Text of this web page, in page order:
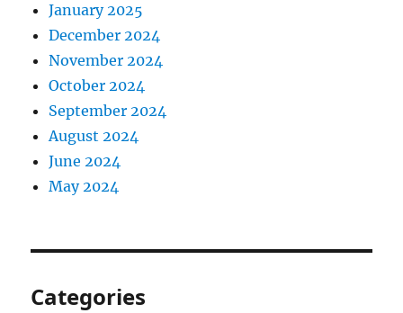
January 2025
December 2024
November 2024
October 2024
September 2024
August 2024
June 2024
May 2024
Categories